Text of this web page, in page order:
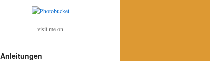
visit me on
Anleitungen